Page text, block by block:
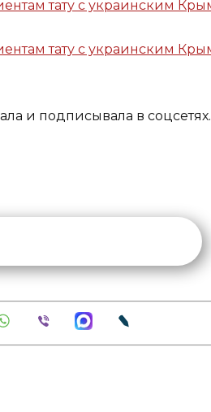
и подписывала в соцсетях.